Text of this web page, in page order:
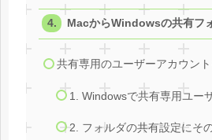
MacからWindowsの共有フ
共有専用のユーザーアカウン
1. Windowsで共有専用ユー
2. フォルダの共有設定にそ